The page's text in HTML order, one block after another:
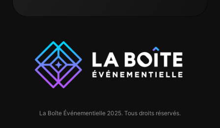
La Boîte Événementielle 2025. Tous droits réservés.